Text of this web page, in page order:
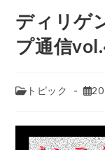
ディリゲ
プ通信
トピック